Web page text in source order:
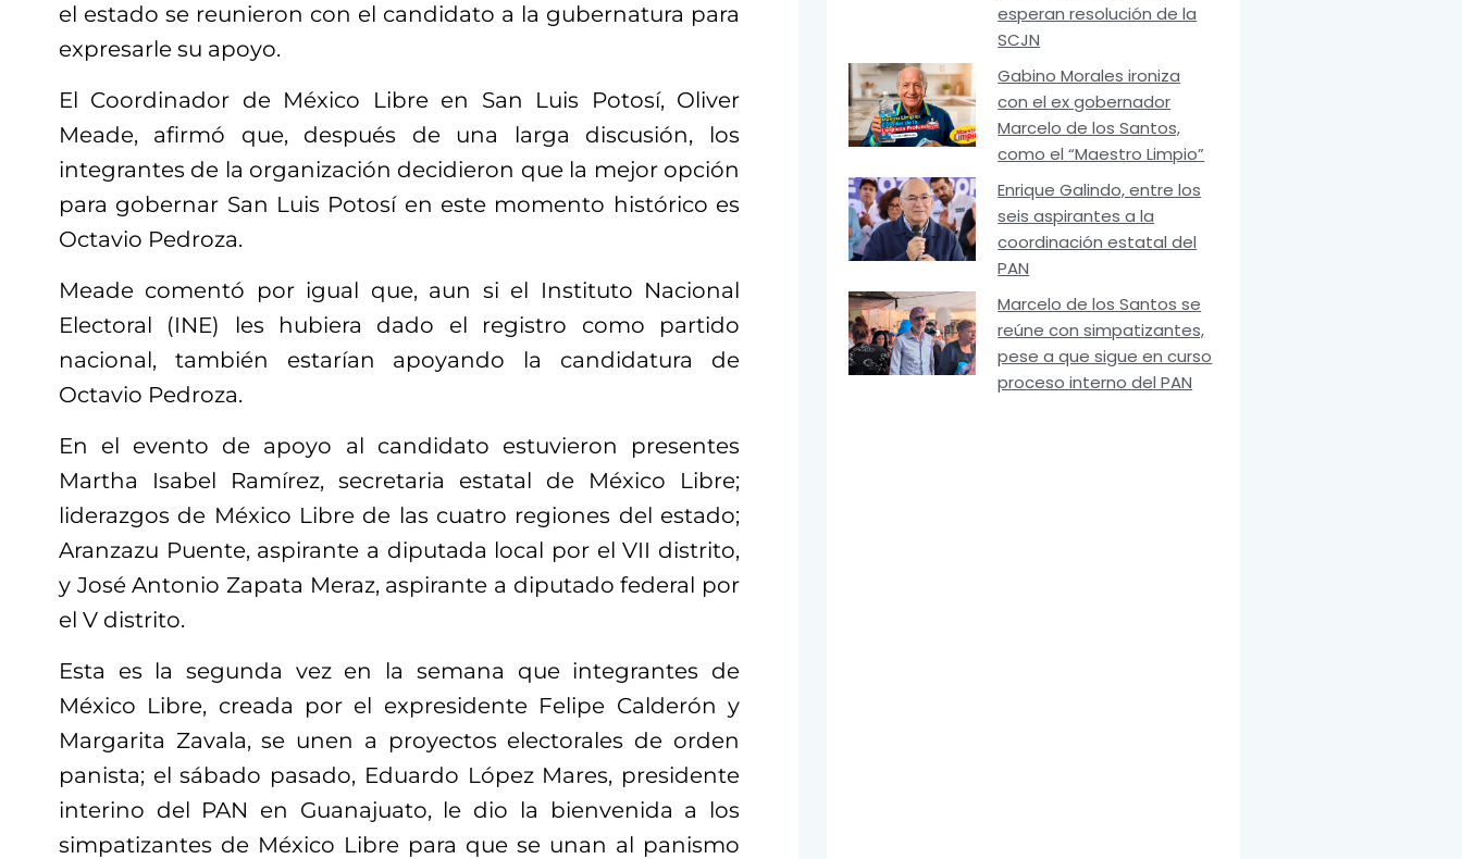
el estado se reunieron con el candidato a la gubernatura para
expresarle su apoyo.
El Coordinador de México Libre en San Luis Potosí, Oliver
Meade, afirmó que, después de una larga discusión, los
integrantes de la organización decidieron que la mejor opción
para gobernar San Luis Potosí en este momento histórico es
Octavio Pedroza.
Meade comentó por igual que, aun si el Instituto Nacional
Electoral (INE) les hubiera dado el registro como partido
nacional, también estarían apoyando la candidatura de
Octavio Pedroza.
En el evento de apoyo al candidato estuvieron presentes
Martha Isabel Ramírez, secretaria estatal de México Libre;
liderazgos de México Libre de las cuatro regiones del estado;
Aranzazu Puente, aspirante a diputada local por el VII distrito,
y José Antonio Zapata Meraz, aspirante a diputado federal por
el V distrito.
Esta es la segunda vez en la semana que integrantes de
México Libre, creada por el expresidente Felipe Calderón y
Margarita Zavala, se unen a proyectos electorales de orden
panista; el sábado pasado, Eduardo López Mares, presidente
interino del PAN en Guanajuato, le dio la bienvenida a los
simpatizantes de México Libre para que se unan al panismo
esperan resolución de la
SCJN
Gabino Morales ironiza
con el ex gobernador
Marcelo de los Santos,
como el “Maestro Limpio”
Enrique Galindo, entre los
seis aspirantes a la
coordinación estatal del
PAN
Marcelo de los Santos se
reúne con simpatizantes,
pese a que sigue en curso
proceso interno del PAN